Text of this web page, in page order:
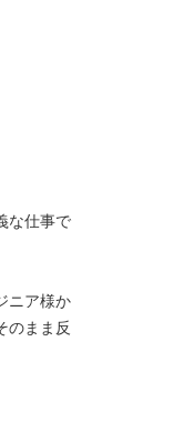
な仕事で
ニア様か
のまま反